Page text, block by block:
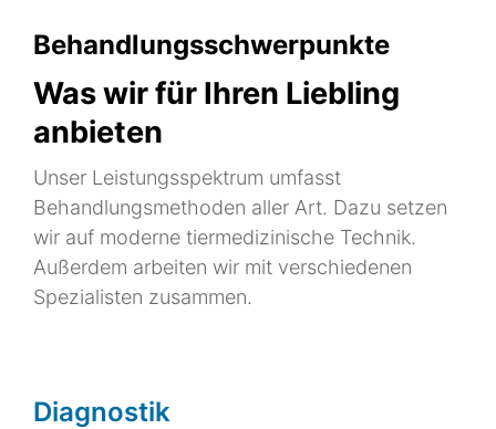
Behandlungsschwerpunkte
Was wir für Ihren Liebling
anbieten
Unser Leistungsspektrum umfasst
Behandlungsmethoden aller Art. Dazu setzen
wir auf moderne tiermedizinische Technik.
Außerdem arbeiten wir mit verschiedenen
Spezialisten zusammen.
Diagnostik